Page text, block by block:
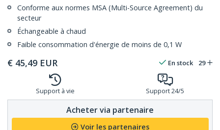
Conforme aux normes MSA (Multi-Source Agreement) du
secteur
Échangeable à chaud
Faible consommation d'énergie de moins de 0,1 W
€ 45,49 EUR En stock 29
Support à vie Support 24/5
Acheter via partenaire
Voir les partenaires